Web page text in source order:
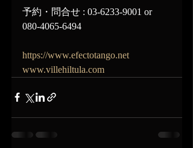
予約・問合せ : 03-6233-9001 or
080-4065-6494
https://www.efectotango.net
www.villehiltula.com